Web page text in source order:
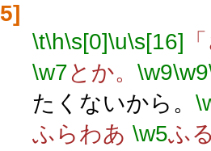
5]
\t\h\s[0]\u\s[16]
\w7とか。 \w9\w9
たくないから。
ふらわあ \w5ふ